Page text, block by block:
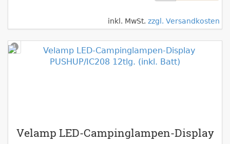
inkl. MwSt. zzgl. Versandkosten
Velamp LED-Campinglampen-Display